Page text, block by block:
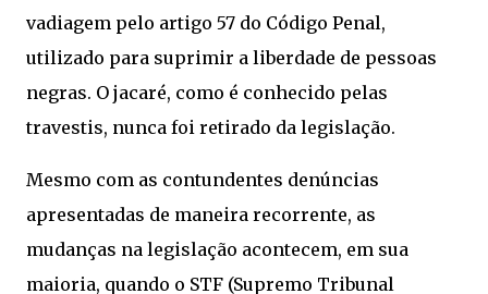
vadiagem pelo artigo 57 do Código Penal,
utilizado para suprimir a liberdade de pessoas
negras. O jacaré, como é conhecido pelas
travestis, nunca foi retirado da legislação.
Mesmo com as contundentes denúncias
apresentadas de maneira recorrente, as
mudanças na legislação acontecem, em sua
maioria, quando o STF (Supremo Tribunal